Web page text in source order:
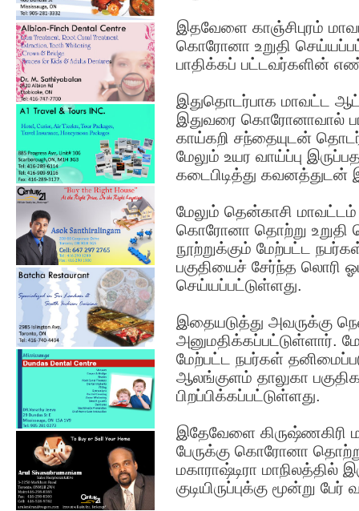
இதவேளை காஞ்சிபுரம்
கொரோனா உறுதி
பாதிக்கப் பட்டவர்களின்
இதுதொடர்பாக மாவட்ட
இதுவரை கொரோனாவால்
காய்கறி சந்தையுடன்
மேலும் உயர வாய்ப்பு
கடைபிடித்து கவனத்துடன்
மேலும் தென்காசி
கொரோனா தொற்று உறுதி
நூற்றுக்கும் மேற்பட்ட
பகுதியைச் சேர்ந்த லொரி
செய்யப்பட்டுள்ளது.
இதையடுத்து அவருக்கு
அனுமதிக்கப்பட்டுள்ளார்.
மேற்பட்ட நபர்கள்
ஆலங்குளம் தாலுகா
பிறப்பிக்கப்பட்டுள்ளது.
இதேவேளை கிருஷ்ணகிரி
பேருக்கு கொரோனா
மகாராஷ்டிரா மாநிலத்தில்
குடியிருப்புக்கு மூன்று